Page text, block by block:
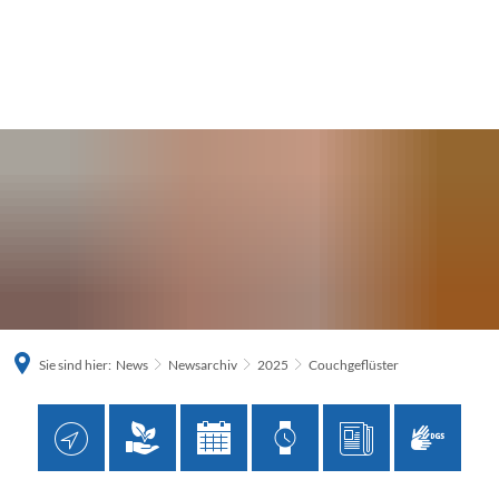
Sie sind hier: News Newsarchiv 2025 Couchgeflüster